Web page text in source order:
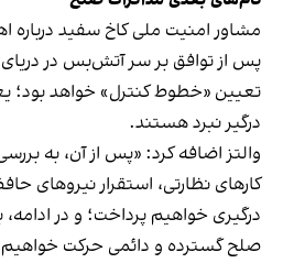
مشاور امنیت ملی کاخ سفید درباره
پس از توافق بر سر آتش‌بس در دریای
تعیین «خطوط کنترل» خواهد بود؛
درگیر نبرد هستند.
والتز اضافه کرد: «پس از آن، به
کارهای نظارتی، استقرار نیروهای
درگیری خواهیم پرداخت؛ و در
صلح گسترده و دائمی حرکت خواهیم